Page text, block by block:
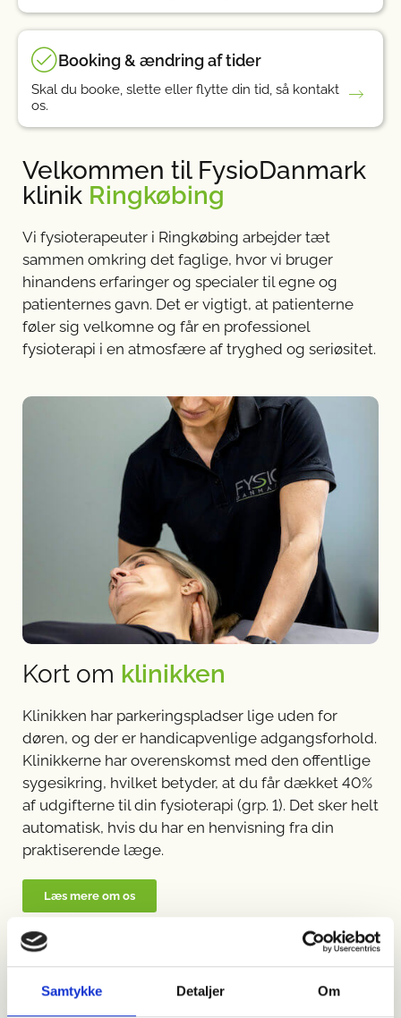
Samtykke Detaljer Om
Booking & ændring af tider
Skal du booke, slette eller flytte din tid, så kontakt
os.
Velkommen til FysioDanmark
klinik Ringkøbing
Vi fysioterapeuter i Ringkøbing arbejder tæt
sammen omkring det faglige, hvor vi bruger
hinandens erfaringer og specialer til egne og
patienternes gavn. Det er vigtigt, at patienterne
føler sig velkomne og får en professionel
fysioterapi i en atmosfære af tryghed og seriøsitet.
Kort om klinikken
Klinikken har parkeringspladser lige uden for
døren, og der er handicapvenlige adgangsforhold.
Klinikkerne har overenskomst med den offentlige
sygesikring, hvilket betyder, at du får dækket 40%
af udgifterne til din fysioterapi (grp. 1). Det sker helt
automatisk, hvis du har en henvisning fra din
praktiserende læge.
Læs mere om os
Vi samarbejder med alle
sundhedsforsikringer